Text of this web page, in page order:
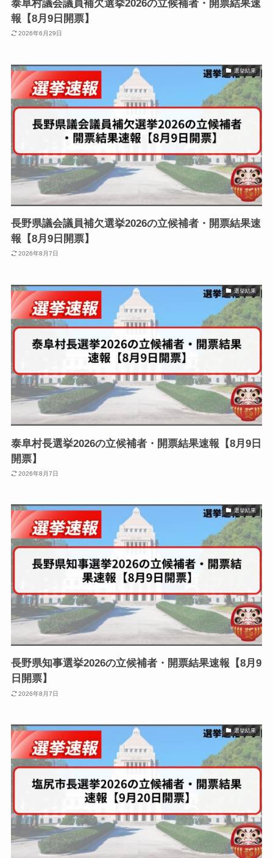
泰阜村議会議員補欠選挙2026の立候補者・開票結果速
報【8月9日開票】
2026年6月29日
選挙結果
長野県議会議員補欠選挙2026の立候補者・開票結果速
報【8月9日開票】
2026年8月7日
選挙結果
泰阜村長選挙2026の立候補者・開票結果速報【8月9日
開票】
2026年8月7日
選挙結果
長野県知事選挙2026の立候補者・開票結果速報【8月9
日開票】
2026年8月7日
選挙結果